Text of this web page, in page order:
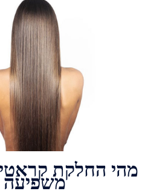
מהי החלקת